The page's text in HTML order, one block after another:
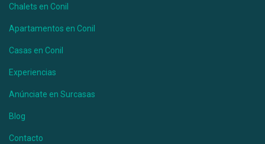
Chalets en Conil
Apartamentos en Conil
Casas en Conil
Experiencias
Anúnciate en Surcasas
Blog
Contacto